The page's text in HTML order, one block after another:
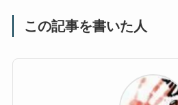
この記事を書いた人